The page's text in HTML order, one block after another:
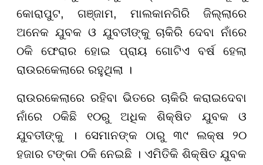
କୋରାପୁଟ, ଗଞ୍ଜାମ, ମାଲକାନଗିରି ଜିଲ୍ଲାରେ
ଅନେକ ଯୁବକ ଓ ଯୁବତୀଙ୍କୁ ଚାକିରି ଦେବା ନାଁରେ
ଠକି ଫେରାର ହୋଇ ପ୍ରାୟ ଗୋଟିଏ ବର୍ଷ ହେଲା
ରାଉରକେଲାରେ ରହୁଥିଲା ।
ରାଉରକେଲାରେ ରହିବା ଭିତରେ ଚାକିରି କରାଇଦେବା
ନାଁରେ ଠକିଛି ୧୦ରୁ ଅଧିକ ଶିକ୍ଷିତ ଯୁବକ ଓ
ଯୁବତୀଙ୍କୁ । ସେମାନଙ୍କ ଠାରୁ ୩୯ ଲକ୍ଷ ୨୦
ହଜାର ଟଙ୍କା ଠକି ନେଇଛି । ଏମିତିକି ଶିକ୍ଷିତ ଯୁବକ